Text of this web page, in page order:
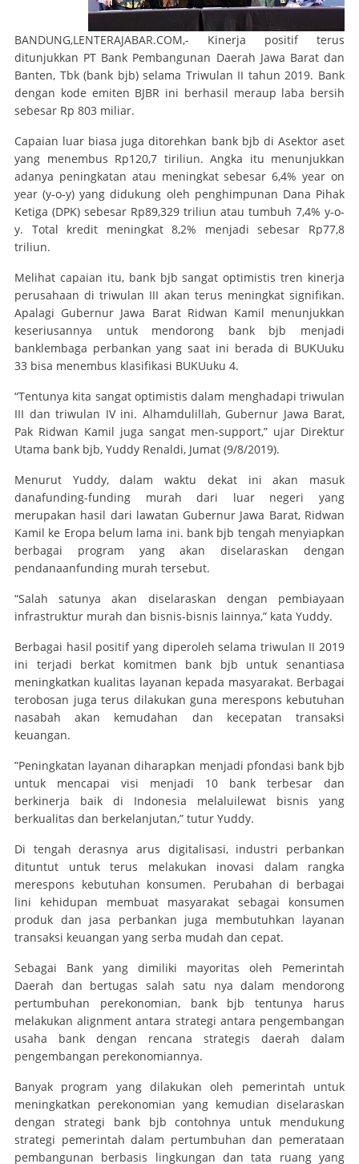
BANDUNG,LENTERAJABAR.COM,- Kinerja positif terus
ditunjukkan PT Bank Pembangunan Daerah Jawa Barat dan
Banten, Tbk (bank bjb) selama Triwulan II tahun 2019. Bank
dengan kode emiten BJBR ini berhasil meraup laba bersih
sebesar Rp 803 miliar.
Capaian luar biasa juga ditorehkan bank bjb di Asektor aset
yang menembus Rp120,7 tiriliun. Angka itu menunjukkan
adanya peningkatan atau meningkat sebesar 6,4% year on
year (y-o-y) yang didukung oleh penghimpunan Dana Pihak
Ketiga (DPK) sebesar Rp89,329 triliun atau tumbuh 7,4% y-o-
y. Total kredit meningkat 8,2% menjadi sebesar Rp77,8
triliun.
Melihat capaian itu, bank bjb sangat optimistis tren kinerja
perusahaan di triwulan III akan terus meningkat signifikan.
Apalagi Gubernur Jawa Barat Ridwan Kamil menunjukkan
keseriusannya untuk mendorong bank bjb menjadi
banklembaga perbankan yang saat ini berada di BUKUuku
33 bisa menembus klasifikasi BUKUuku 4.
“Tentunya kita sangat optimistis dalam menghadapi triwulan
III dan triwulan IV ini. Alhamdulillah, Gubernur Jawa Barat,
Pak Ridwan Kamil juga sangat men-support,” ujar Direktur
Utama bank bjb, Yuddy Renaldi, Jumat (9/8/2019).
Menurut Yuddy, dalam waktu dekat ini akan masuk
danafunding-funding murah dari luar negeri yang
merupakan hasil dari lawatan Gubernur Jawa Barat, Ridwan
Kamil ke Eropa belum lama ini. bank bjb tengah menyiapkan
berbagai program yang akan diselaraskan dengan
pendanaanfunding murah tersebut.
“Salah satunya akan diselaraskan dengan pembiayaan
infrastruktur murah dan bisnis-bisnis lainnya,” kata Yuddy.
Berbagai hasil positif yang diperoleh selama triwulan II 2019
ini terjadi berkat komitmen bank bjb untuk senantiasa
meningkatkan kualitas layanan kepada masyarakat. Berbagai
terobosan juga terus dilakukan guna merespons kebutuhan
nasabah akan kemudahan dan kecepatan transaksi
keuangan.
”Peningkatan layanan diharapkan menjadi pfondasi bank bjb
untuk mencapai visi menjadi 10 bank terbesar dan
berkinerja baik di Indonesia melaluilewat bisnis yang
berkualitas dan berkelanjutan,” tutur Yuddy.
Di tengah derasnya arus digitalisasi, industri perbankan
dituntut untuk terus melakukan inovasi dalam rangka
merespons kebutuhan konsumen. Perubahan di berbagai
lini kehidupan membuat masyarakat sebagai konsumen
produk dan jasa perbankan juga membutuhkan layanan
transaksi keuangan yang serba mudah dan cepat.
Sebagai Bank yang dimiliki mayoritas oleh Pemerintah
Daerah dan bertugas salah satu nya dalam mendorong
pertumbuhan perekonomian, bank bjb tentunya harus
melakukan alignment antara strategi antara pengembangan
usaha bank dengan rencana strategis daerah dalam
pengembangan perekonomiannya.
Banyak program yang dilakukan oleh pemerintah untuk
meningkatkan perekonomian yang kemudian diselaraskan
dengan strategi bank bjb contohnya untuk mendukung
strategi pemerintah dalam pertumbuhan dan pemerataan
pembangunan berbasis lingkungan dan tata ruang yang